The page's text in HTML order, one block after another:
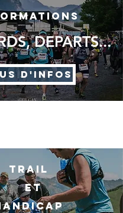
DEPARTS...
D'INFOS
TRAIL
ET